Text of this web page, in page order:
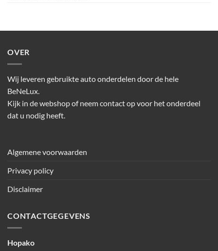
OVER
Wij leveren gebruikte auto onderdelen door de hele
BeNeLux.
Kijk in de webshop of neem contact op voor het onderdeel
dat u nodig heeft.
Algemene voorwaarden
Privacy policy
Disclaimer
CONTACTGEGEVENS
Hopako